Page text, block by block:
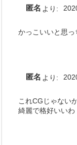
匿名 より:
かっこいいと思
匿名 より:
これCGじゃない
綺麗で格好いいわ